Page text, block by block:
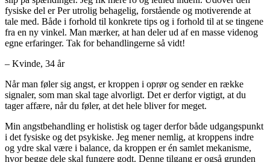
fysiske del er Per utrolig behagelig, forstående og motiverende at
tale med. Både i forhold til konkrete tips og i forhold til at se tingene
fra en ny vinkel. Man mærker, at han deler ud af en masse videnog
egne erfaringer. Tak for behandlingerne så vidt!
– Kvinde, 34 år
Når man føler sig angst, er kroppen i oprør og sender en række
signaler, som man skal tage alvorligt. Det er derfor vigtigt, at du
tager affære, når du føler, at det hele bliver for meget.
Min angstbehandling er holistisk og tager derfor både udgangspunkt
i det fysiske og det psykiske. Jeg mener nemlig, at kroppens indre
og ydre skal være i balance, da kroppen er én samlet mekanisme,
hvor begge dele skal fungere godt. Denne tilgang er også grunden